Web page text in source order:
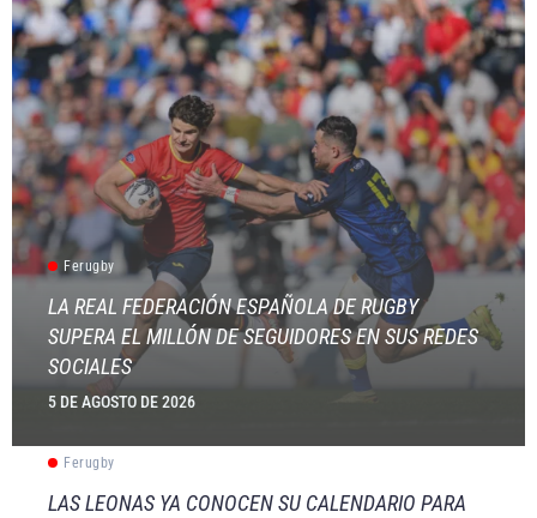
Ferugby
LA REAL FEDERACIÓN ESPAÑOLA DE RUGBY
SUPERA EL MILLÓN DE SEGUIDORES EN SUS REDES
SOCIALES
5 DE AGOSTO DE 2026
Ferugby
LAS LEONAS YA CONOCEN SU CALENDARIO PARA